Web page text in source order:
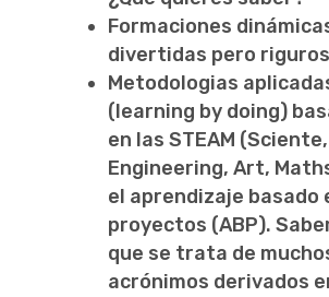
Formaciones
divertidas pero
Metodologias
(learning by doing)
en las STEAM
Engineering, Art,
el aprendizaje basado
proyectos (ABP).
que se trata de
acrónimos derivados